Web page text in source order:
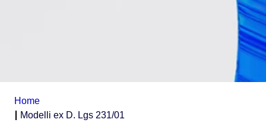
Home
Modelli ex D. Lgs 231/01